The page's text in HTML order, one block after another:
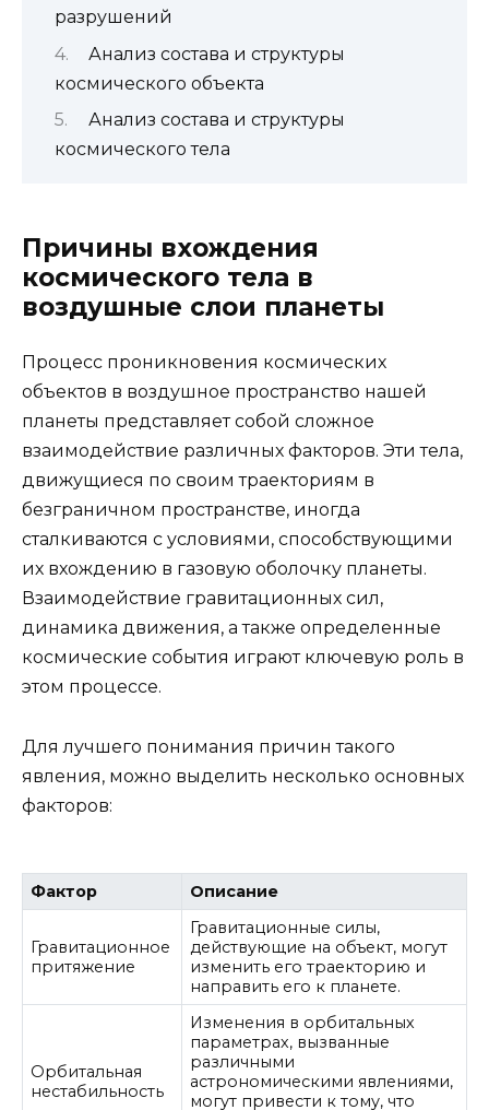
разрушений
Анализ состава и структуры
космического объекта
Анализ состава и структуры
космического тела
Причины вхождения
космического тела в
воздушные слои планеты
Процесс проникновения космических
объектов в воздушное пространство нашей
планеты представляет собой сложное
взаимодействие различных факторов. Эти тела,
движущиеся по своим траекториям в
безграничном пространстве, иногда
сталкиваются с условиями, способствующими
их вхождению в газовую оболочку планеты.
Взаимодействие гравитационных сил,
динамика движения, а также определенные
космические события играют ключевую роль в
этом процессе.
Для лучшего понимания причин такого
явления, можно выделить несколько основных
факторов:
Фактор Описание
Гравитационное
притяжение
Гравитационные силы,
действующие на объект, могут
изменить его траекторию и
направить его к планете.
Орбитальная
нестабильность
Изменения в орбитальных
параметрах, вызванные
различными
астрономическими явлениями,
могут привести к тому, что